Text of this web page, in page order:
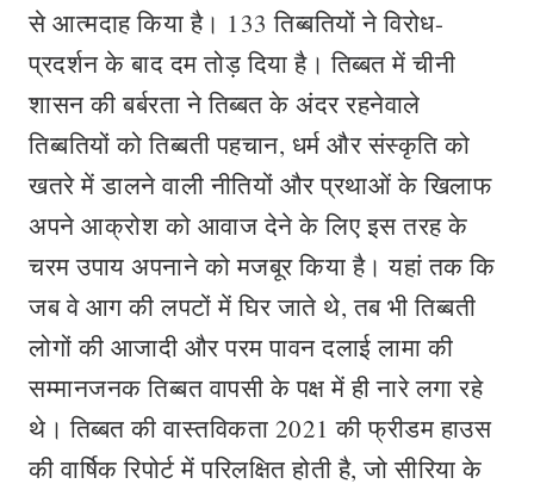
से आत्मदाह किया है। 133 तिब्बतियों ने विरोध-
प्रदर्शन के बाद दम तोड़ दिया है। तिब्बत में चीनी
शासन की बर्बरता ने तिब्बत के अंदर रहनेवाले
तिब्बतियों को तिब्बती पहचान, धर्म और संस्कृति को
खतरे में डालने वाली नीतियों और प्रथाओं के खिलाफ
अपने आक्रोश को आवाज देने के लिए इस तरह के
चरम उपाय अपनाने को मजबूर किया है। यहां तक कि
जब वे आग की लपटों में घिर जाते थे, तब भी तिब्बती
लोगों की आजादी और परम पावन दलाई लामा की
सम्मानजनक तिब्बत वापसी के पक्ष में ही नारे लगा रहे
थे। तिब्बत की वास्तविकता 2021 की फ्रीडम हाउस
की वार्षिक रिपोर्ट में परिलक्षित होती है, जो सीरिया के